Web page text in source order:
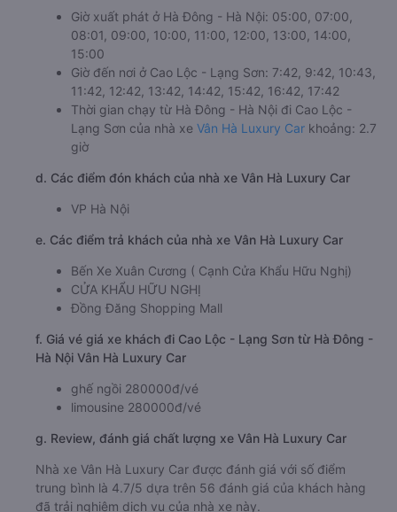
Giờ xuất phát ở Hà Đông - Hà Nội: 05:00, 07:00,
08:01, 09:00, 10:00, 11:00, 12:00, 13:00, 14:00,
15:00
Giờ đến nơi ở Cao Lộc - Lạng Sơn: 7:42, 9:42, 10:43,
11:42, 12:42, 13:42, 14:42, 15:42, 16:42, 17:42
Thời gian chạy từ Hà Đông - Hà Nội đi Cao Lộc -
Lạng Sơn của nhà xe Vân Hà Luxury Car khoảng: 2.7
giờ
d. Các điểm đón khách của nhà xe Vân Hà Luxury Car
VP Hà Nội
e. Các điểm trả khách của nhà xe Vân Hà Luxury Car
Bến Xe Xuân Cương ( Cạnh Cửa Khẩu Hữu Nghị)
CỬA KHẨU HỮU NGHỊ
Đồng Đăng Shopping Mall
f. Giá vé giá xe khách đi Cao Lộc - Lạng Sơn từ Hà Đông -
Hà Nội Vân Hà Luxury Car
ghế ngồi 280000đ/vé
limousine 280000đ/vé
g. Review, đánh giá chất lượng xe Vân Hà Luxury Car
Nhà xe Vân Hà Luxury Car được đánh giá với số điểm
trung bình là 4.7/5 dựa trên 56 đánh giá của khách hàng
đã trải nghiệm dịch vụ của nhà xe này.